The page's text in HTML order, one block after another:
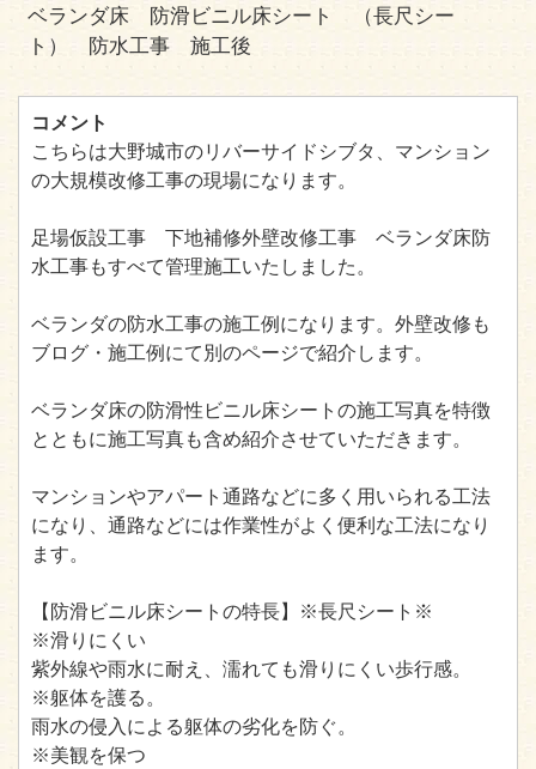
ベランダ床 防滑ビニル床シート （長尺シー
ト） 防水工事 施工後
コメント
こちらは大野城市のリバーサイドシブタ、マンション
の大規模改修工事の現場になります。
足場仮設工事 下地補修外壁改修工事 ベランダ床防
水工事もすべて管理施工いたしました。
ベランダの防水工事の施工例になります。外壁改修も
ブログ・施工例にて別のページで紹介します。
ベランダ床の防滑性ビニル床シートの施工写真を特徴
とともに施工写真も含め紹介させていただきます。
マンションやアパート通路などに多く用いられる工法
になり、通路などには作業性がよく便利な工法になり
ます。
【防滑ビニル床シートの特長】※長尺シート※
※滑りにくい
紫外線や雨水に耐え、濡れても滑りにくい歩行感。
※躯体を護る。
雨水の侵入による躯体の劣化を防ぐ。
※美観を保つ